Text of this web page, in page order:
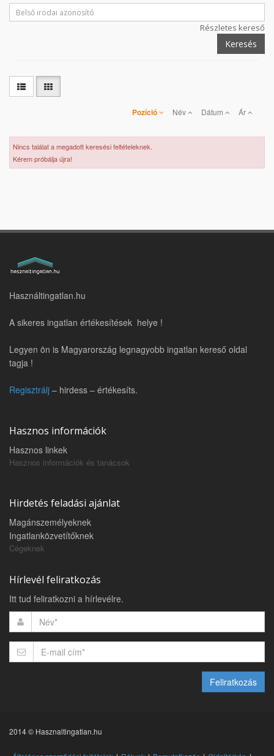
Részletes kereső
Keresés
Pozíció Név Dátum Ár
Nincs találat a megadott keresési feltételeknek.
Kérem próbálja újra!
Használtingatlan.hu
A sikeres ingatlan értékesítések helye !
Legyen ön is Magyarország legnagyobb ingatlan kereső oldal
tagja !
Regisztrálj – hirdess – értékesíts.
Hasznos információk
Hasznos linkek
Hasznos információk és tanácsok
Hirdetés feladási ajánlat
Magánszemélyeknek
Ingatlanközvetítőknek
Cégeknek
Hírlevél feliratkozás
Itt tud feliratkozni a hírlevélre.
Feliratkozás
2014 © Hasznaltingatlan.hu